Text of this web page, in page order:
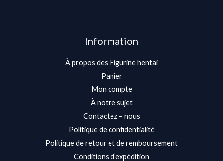
Information
À propos des Figurine hentai
Panier
Mon compte
À notre sujet
Contactez – nous
Politique de confidentialité
Politique de retour et de remboursement
Conditions d’expédition